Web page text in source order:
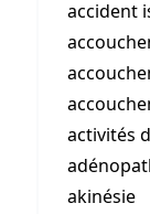
accident
activités
akinésie